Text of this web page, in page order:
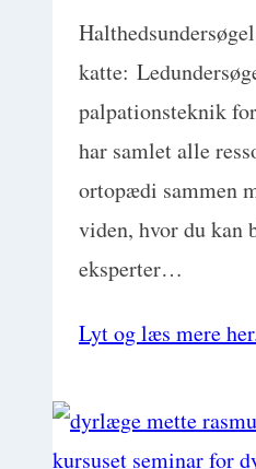
katte:
palpationsteknik
har samlet alle
ortopædi sammen
viden, hvor du kan
eksperter…
Lyt og læs mere